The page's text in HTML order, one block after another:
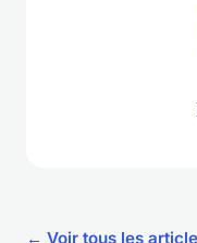
← Voir tous les